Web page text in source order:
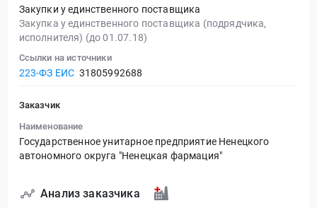
Закупки у единственного поставщика
Закупка у единственного поставщика (подрядчика,
исполнителя) (до 01.07.18)
Ссылки на источники
223-ФЗ ЕИС 31805992688
Заказчик
Наименование
Государственное унитарное предприятие Ненецкого
автономного округа "Ненецкая фармация"
Анализ заказчика